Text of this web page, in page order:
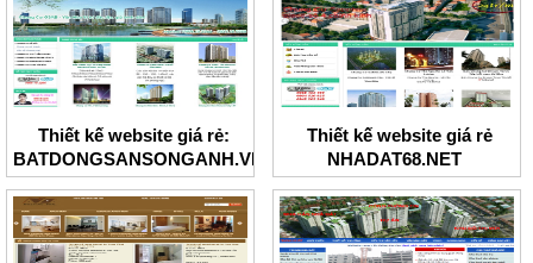
Thiết kế website giá rẻ:
BATDONGSANSONGANH.VN
Thiết kế website giá rẻ
NHADAT68.NET